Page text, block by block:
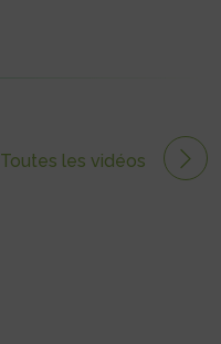
Toutes les vidéos